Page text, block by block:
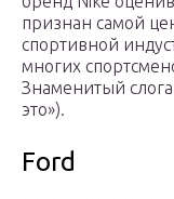
признан самой
спортивной
многих
Знаменитый
это»).
Ford